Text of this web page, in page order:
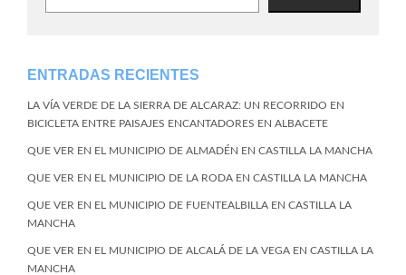
ENTRADAS RECIENTES
LA VÍA VERDE DE LA SIERRA DE ALCARAZ: UN RECORRIDO EN
BICICLETA ENTRE PAISAJES ENCANTADORES EN ALBACETE
QUE VER EN EL MUNICIPIO DE ALMADÉN EN CASTILLA LA MANCHA
QUE VER EN EL MUNICIPIO DE LA RODA EN CASTILLA LA MANCHA
QUE VER EN EL MUNICIPIO DE FUENTEALBILLA EN CASTILLA LA
MANCHA
QUE VER EN EL MUNICIPIO DE ALCALÁ DE LA VEGA EN CASTILLA LA
MANCHA